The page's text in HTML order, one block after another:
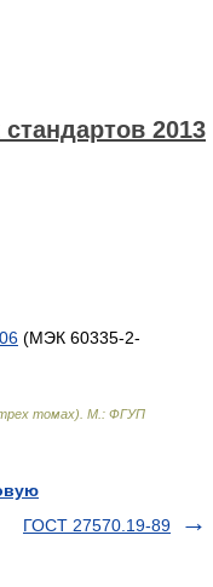
2013
(МЭК 60335-2-
трех томах). М.: ФГУП
ГОСТ 27570.19-89